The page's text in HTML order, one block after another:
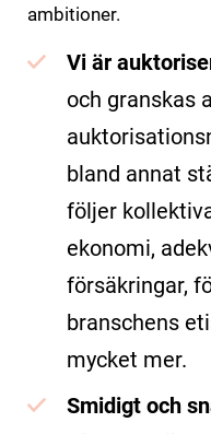
ambitioner.
Vi är
och granskas
bland annat
följer
ekonomi,
försäkringar,
branschens
mycket mer.
Smidigt och